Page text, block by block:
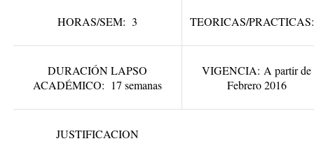
HORAS/SEM: 3 TEORICAS/PRACTICAS:
DURACIÓN LAPSO
ACADÉMICO: 17 semanas
VIGENCIA: A partir de
Febrero 2016
JUSTIFICACION